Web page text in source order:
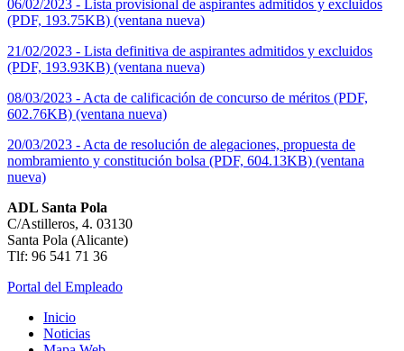
06/02/2023 - Lista provisional de aspirantes admitidos y excluidos
(PDF, 193.75KB) (ventana nueva)
21/02/2023 - Lista definitiva de aspirantes admitidos y excluidos
(PDF, 193.93KB) (ventana nueva)
08/03/2023 - Acta de calificación de concurso de méritos (PDF,
602.76KB) (ventana nueva)
20/03/2023 - Acta de resolución de alegaciones, propuesta de
nombramiento y constitución bolsa (PDF, 604.13KB) (ventana
nueva)
ADL Santa Pola
C/Astilleros, 4. 03130
Santa Pola (Alicante)
Tlf: 96 541 71 36
Portal del Empleado
Inicio
Noticias